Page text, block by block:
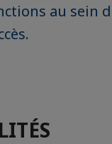
au sein